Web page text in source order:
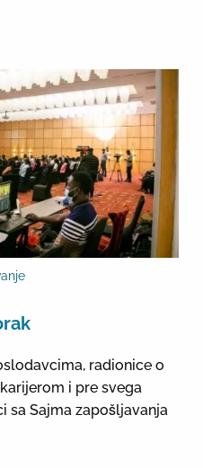
radionice o
i pre svega
sa Sajma zapošljavanja